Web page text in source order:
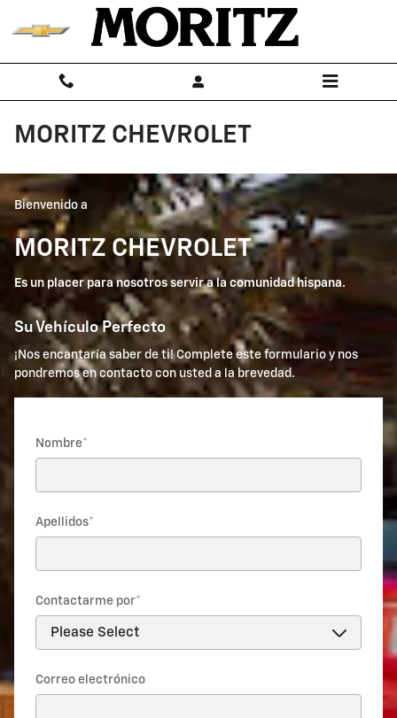
Skip to main content
MORITZ CHEVROLET
Bienvenido a
MORITZ CHEVROLET
Es un placer para nosotros servir a la comunidad hispana.
Su Vehículo Perfecto
¡Nos encantaría saber de ti! Complete este formulario y nos
pondremos en contacto con usted a la brevedad.
Nombre*
Apellidos*
Contactarme por*
Correo electrónico